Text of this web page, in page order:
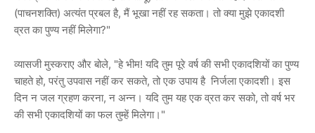
(पाचनशक्ति) अत्यंत प्रबल है, मैं भूखा नहीं रह सकता। तो क्या मुझे एकादशी
व्रत का पुण्य नहीं मिलेगा?"
व्यासजी मुस्कराए और बोले, "हे भीम! यदि तुम पूरे वर्ष की सभी एकादशियों का पुण्य
चाहते हो, परंतु उपवास नहीं कर सकते, तो एक उपाय है निर्जला एकादशी। इस
दिन न जल ग्रहण करना, न अन्न। यदि तुम यह एक व्रत कर सको, तो वर्ष भर
की सभी एकादशियों का फल तुम्हें मिलेगा।"